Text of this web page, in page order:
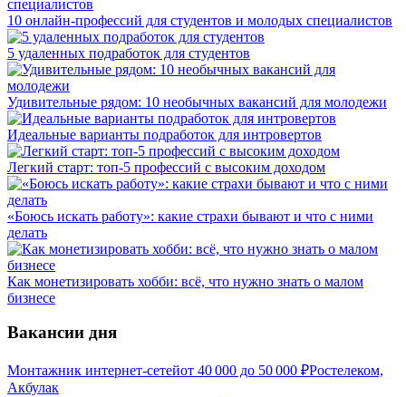
10 онлайн-профессий для студентов и молодых специалистов
5 удаленных подработок для студентов
Удивительные рядом: 10 необычных вакансий для молодежи
Идеальные варианты подработок для интровертов
Легкий старт: топ-5 профессий с высоким доходом
«Боюсь искать работу»: какие страхи бывают и что с ними
делать
Как монетизировать хобби: всё, что нужно знать о малом
бизнесе
Вакансии дня
Монтажник интернет-сетейот 40 000 до 50 000 ₽Ростелеком,
Акбулак